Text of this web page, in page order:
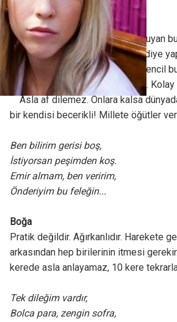
Koç
Ego tatminine en çok ihtiyaç duyan
bayan buz. En önde olacağım diye
Yatakta, aşkta, işte, güçte en bencil
kırdığını da en anlamayan burç.
Asla af dilemez. Onlara kalsa
bir kendisi becerikli! Millete öğütler
Ben bilirim gerisi boş,
İstiyorsan peşimden koş.
Emir almam, ben veririm,
Önderiyim bu feleğin...
Boğa
Pratik değildir. Ağırkanlıdır. Harekete
arkasından hep birilerinin itmesi
kerede asla anlayamaz, 10 kere
Tek dileğim vardır,
Bolca para, zengin sofra,